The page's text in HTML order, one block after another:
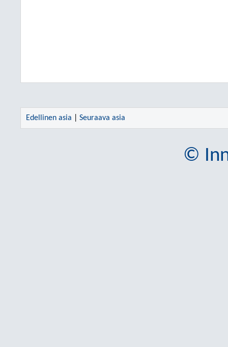
Edellinen asia Seuraava asia
©